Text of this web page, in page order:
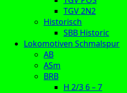
TGV 2N2
Historisch
SBB Historic
Lokomotiven Schmalspur
AB
ASm
BRB
H 2/3 6 – 7